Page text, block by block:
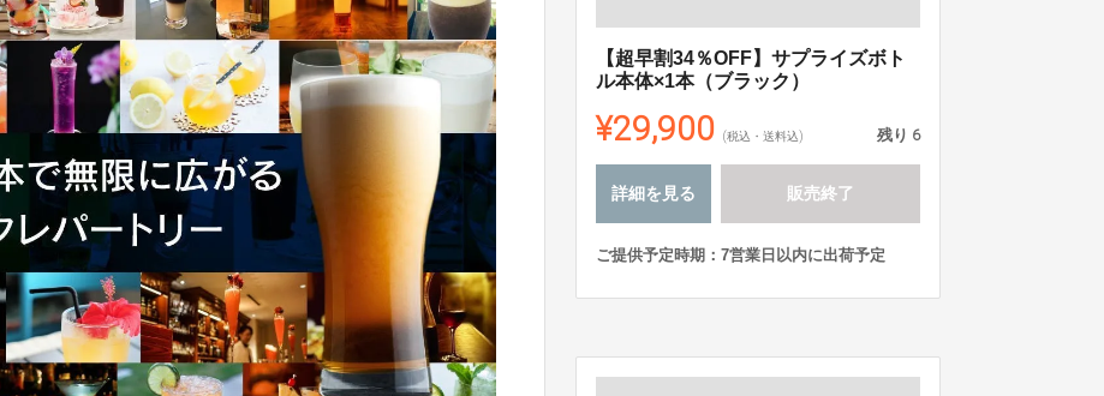
【超早割34％OFF】サプライズボト
ル本体×1本（ブラック）
¥29,900 (税込・送料込) 残り 6
詳細を見る 販売終了
ご提供予定時期：7営業日以内に出荷予定